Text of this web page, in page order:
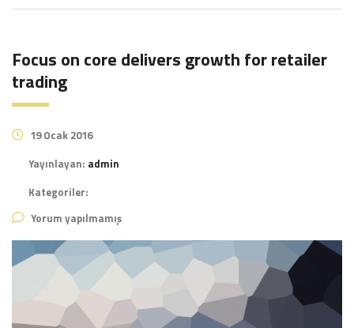
Focus on core delivers growth for retailer
trading
19 Ocak 2016
Yayınlayan: admin
Kategoriler:
Yorum yapılmamış